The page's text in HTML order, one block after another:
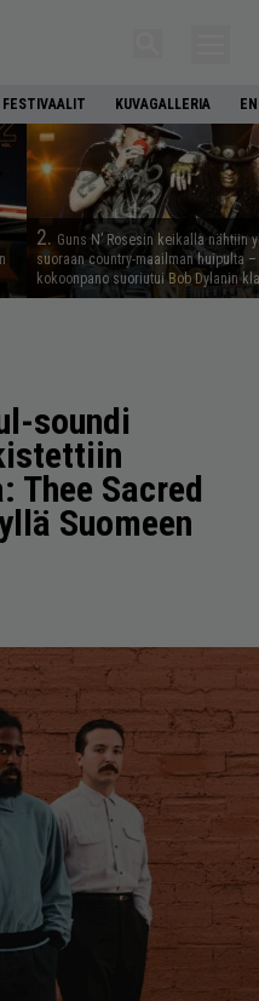
FESTIVAALIT KUVAGALLERIA
2. Guns N’ Rosesin keikalla nähtiin
suoraan country-maailman huipulta
kokoonpano suoriutui Bob Dylanin
soundi
Thee Sacred
Suomeen